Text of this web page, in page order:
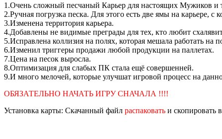
1.Очень сложный песчаный Карьер для настоящих Мужиков и
2.Ручная погрузка песка. Для этого есть две ямы на карьере, с
3.Изменена территория карьера.
4.Добавлены не видимые преграды для тех, кто любит
5.Исправлена коллизия на полях, которая мешала работать на
6.Изменил триггеры продажи любой продукции на паллетах.
7.Цена на песок выросла.
8.Оптимизация для слабых ПК стала ещё совершенней.
9.И много мелочей, которые улучшат игровой процесс на
ОБЯЗАТЕЛЬНО НАЧАТЬ ИГРУ СНАЧАЛА !!!!
Установка карты: Скачанный файл распаковать и скопировать